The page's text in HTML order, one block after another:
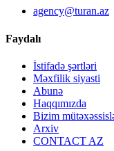
agency@turan.az
Faydalı
İstifadə şərtləri
Məxfilik siyasti
Abunə
Haqqımızda
Bizim
Arxiv
CONTACT AZ